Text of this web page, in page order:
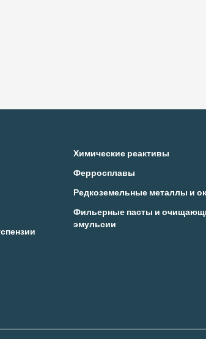
Химические реактивы
Ферросплавы
Редкоземельные металлы и
Фильерные пасты и
эмульсии